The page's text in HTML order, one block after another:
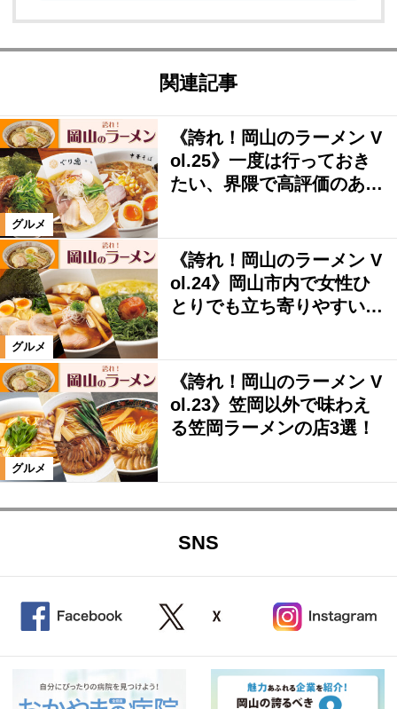
関連記事
グルメ
《誇れ！岡山のラーメン V
ol.25》一度は行っておき
たい、界隈で高評価のあ…
グルメ
《誇れ！岡山のラーメン V
ol.24》岡山市内で女性ひ
とりでも立ち寄りやすい…
グルメ
《誇れ！岡山のラーメン V
ol.23》笠岡以外で味わえ
る笠岡ラーメンの店3選！
SNS